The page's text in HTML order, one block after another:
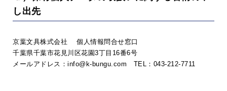
し出先
京葉文具株式会社 個人情報問合せ窓口
千葉県千葉市花見川区花園3丁目16番6号
メールアドレス：info@k-bungu.com TEL：043-212-7711